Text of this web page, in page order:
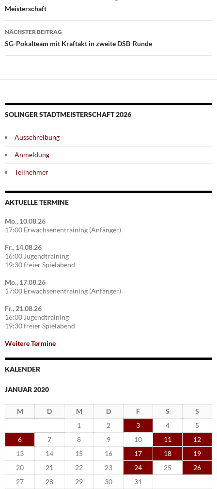
Meisterschaft
NÄCHSTER BEITRAG
SG-Pokalteam mit Kraftakt in zweite DSB-Runde
SOLINGER STADTMEISTERSCHAFT 2026
Ausschreibung
Anmeldung
Teilnehmer
AKTUELLE TERMINE
Mo., 10.08.26
17:00 Erwachsenentraining (Anfänger)
Fr., 14.08.26
16:00 Jugendtraining
19:30 freier Spielabend
Mo., 17.08.26
17:00 Erwachsenentraining (Anfänger)
Fr., 21.08.26
16:00 Jugendtraining
19:30 freier Spielabend
Weitere Termine
KALENDER
JANUAR 2020
M D M D F S
S
1
2 3 4
5
6
7 8 9 10 11
12
13
14 15 16 17 18
19
20
21 22 23 24 25
26
27
28 29 30
31